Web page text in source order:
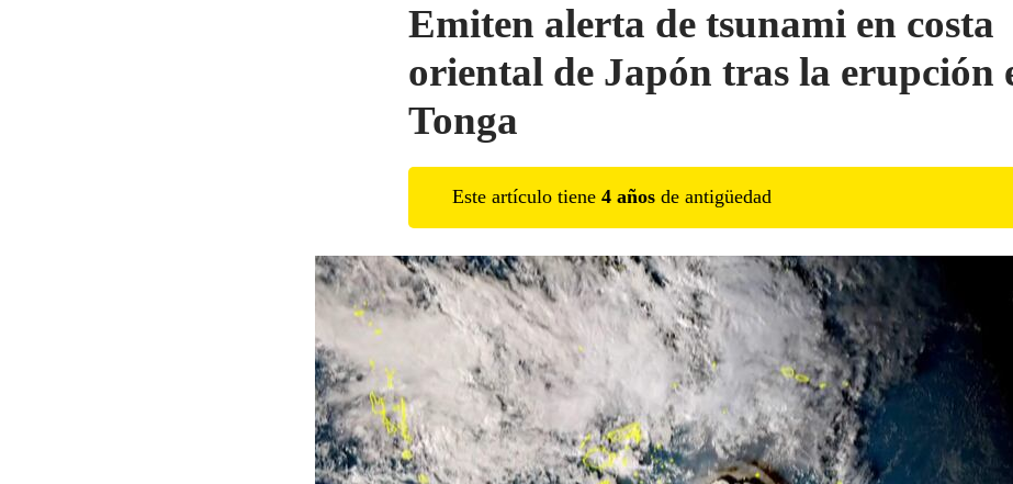
Emiten alerta de tsunami en costa
oriental de Japón tras la erupción
Tonga
Este artículo tiene 4 años de antigüedad